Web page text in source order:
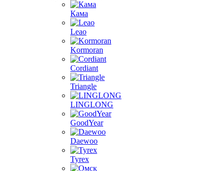
Кама
Leao
Kormoran
Cordiant
Triangle
LINGLONG
GoodYear
Daewoo
Tyrex